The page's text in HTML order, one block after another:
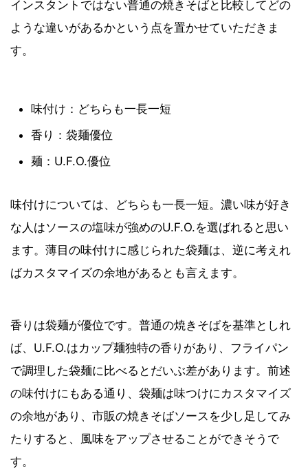
インスタントではない普通の焼きそばと比較してどの
ような違いがあるかという点を置かせていただきま
す。
味付け：どちらも一長一短
香り：袋麺優位
麺：U.F.O.優位
味付けについては、どちらも一長一短。濃い味が好き
な人はソースの塩味が強めのU.F.O.を選ばれると思い
ます。薄目の味付けに感じられた袋麺は、逆に考えれ
ばカスタマイズの余地があるとも言えます。
香りは袋麺が優位です。普通の焼きそばを基準としれ
ば、U.F.O.はカップ麺独特の香りがあり、フライパン
で調理した袋麺に比べるとだいぶ差があります。前述
の味付けにもある通り、袋麺は味つけにカスタマイズ
の余地があり、市販の焼きそばソースを少し足してみ
たりすると、風味をアップさせることができそうで
す。